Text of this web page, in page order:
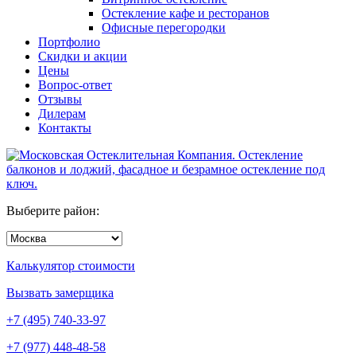
Остекление кафе и ресторанов
Офисные перегородки
Портфолио
Скидки и акции
Цены
Вопрос-ответ
Отзывы
Дилерам
Контакты
Выберите район:
Калькулятор стоимости
Вызвать замерщика
+7 (495) 740-33-97
+7 (977) 448-48-58